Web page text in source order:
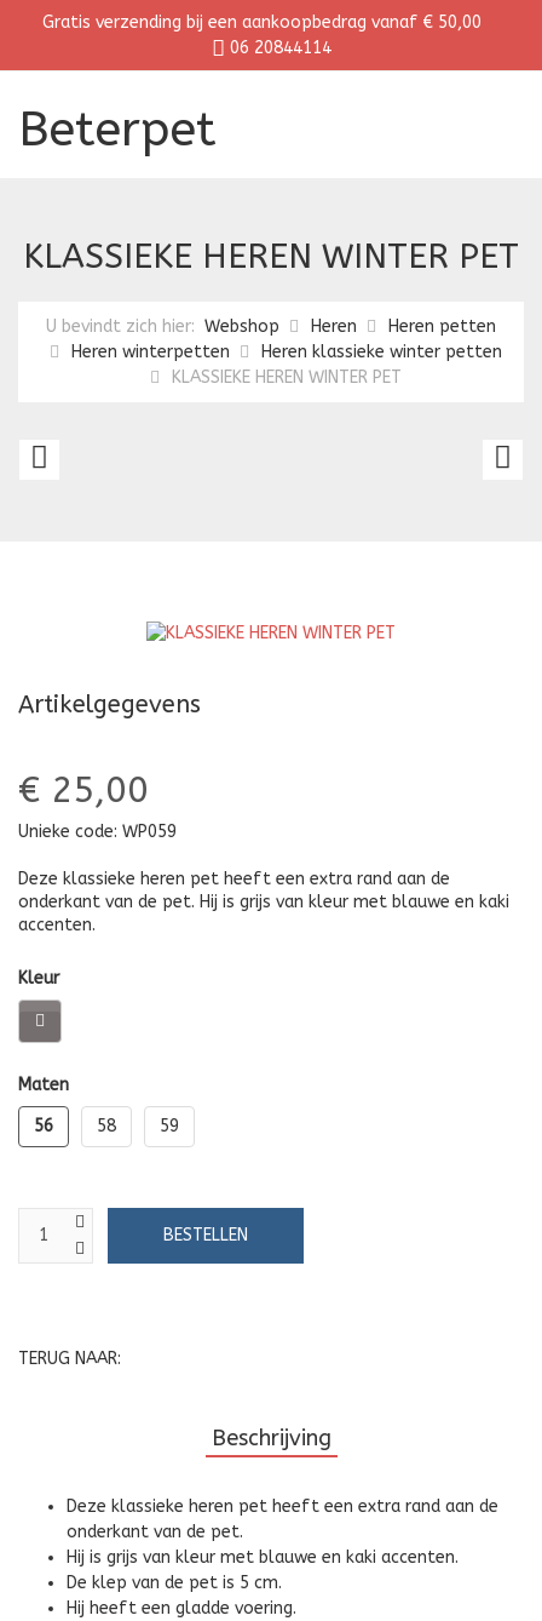
Gratis verzending bij een aankoopbedrag vanaf € 50,00
06 20844114
Beterpet
KLASSIEKE HEREN WINTER PET
U bevindt zich hier: Webshop Heren
Heren petten
Heren winterpetten
Heren klassieke winter petten
KLASSIEKE HEREN WINTER PET
Artikelgegevens
€ 25,00
Unieke code: WP059
Deze klassieke heren pet heeft een extra rand aan de
onderkant van de pet. Hij is grijs van kleur met blauwe en kaki
accenten.
Kleur
Maten
56
58 59
TERUG NAAR:
Beschrijving
Deze klassieke heren pet heeft een extra rand aan de
onderkant van de pet.
Hij is grijs van kleur met blauwe en kaki accenten.
De klep van de pet is 5 cm.
Hij heeft een gladde voering.